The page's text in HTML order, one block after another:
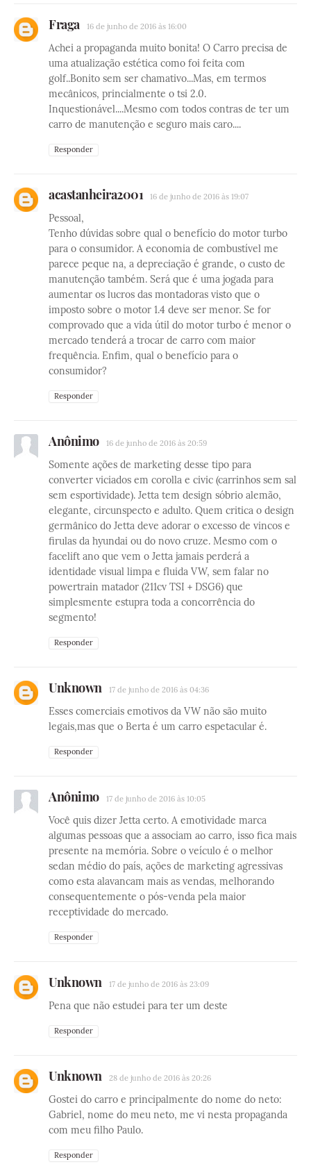
Fraga 16 de junho de 2016 às 16:00
Achei a propaganda muito bonita! O Carro precisa de
uma atualização estética como foi feita com
golf..Bonito sem ser chamativo...Mas, em termos
mecânicos, princialmente o tsi 2.0.
Inquestionável....Mesmo com todos contras de ter um
carro de manutenção e seguro mais caro....
Responder
acastanheira2001 16 de junho de 2016 às 19:07
Pessoal,
Tenho dúvidas sobre qual o benefício do motor turbo
para o consumidor. A economia de combustível me
parece peque na, a depreciação é grande, o custo de
manutenção também. Será que é uma jogada para
aumentar os lucros das montadoras visto que o
imposto sobre o motor 1.4 deve ser menor. Se for
comprovado que a vida útil do motor turbo é menor o
mercado tenderá a trocar de carro com maior
frequência. Enfim, qual o benefício para o
consumidor?
Responder
Anônimo 16 de junho de 2016 às 20:59
Somente ações de marketing desse tipo para
converter viciados em corolla e civic (carrinhos sem sal
sem esportividade). Jetta tem design sóbrio alemão,
elegante, circunspecto e adulto. Quem critica o design
germânico do Jetta deve adorar o excesso de vincos e
firulas da hyundai ou do novo cruze. Mesmo com o
facelift ano que vem o Jetta jamais perderá a
identidade visual limpa e fluida VW, sem falar no
powertrain matador (211cv TSI + DSG6) que
simplesmente estupra toda a concorrência do
segmento!
Responder
Unknown 17 de junho de 2016 às 04:36
Esses comerciais emotivos da VW não são muito
legais,mas que o Berta é um carro espetacular é.
Responder
Anônimo 17 de junho de 2016 às 10:05
Você quis dizer Jetta certo. A emotividade marca
algumas pessoas que a associam ao carro, isso fica mais
presente na memória. Sobre o veículo é o melhor
sedan médio do país, ações de marketing agressivas
como esta alavancam mais as vendas, melhorando
consequentemente o pós-venda pela maior
receptividade do mercado.
Responder
Unknown 17 de junho de 2016 às 23:09
Pena que não estudei para ter um deste
Responder
Unknown 28 de junho de 2016 às 20:26
Gostei do carro e principalmente do nome do neto:
Gabriel, nome do meu neto, me vi nesta propaganda
com meu filho Paulo.
Responder